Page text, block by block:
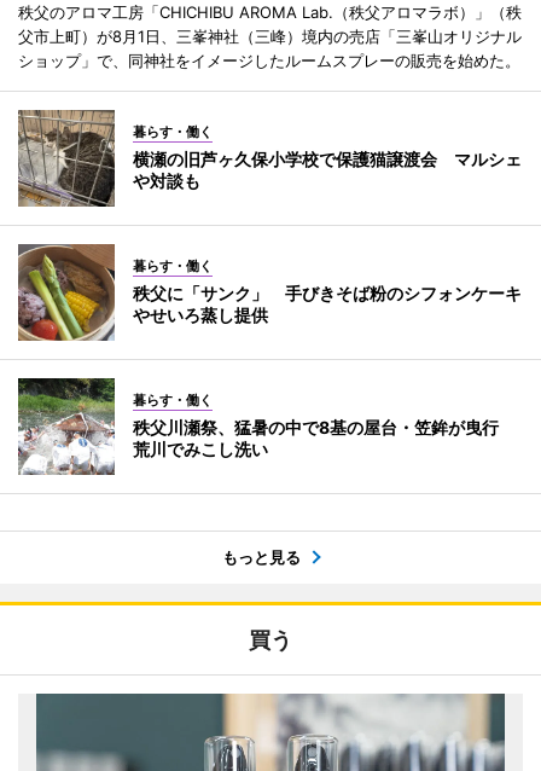
秩父のアロマ工房「CHICHIBU AROMA Lab.（秩父アロマラボ）」（秩
父市上町）が8月1日、三峯神社（三峰）境内の売店「三峯山オリジナル
ショップ」で、同神社をイメージしたルームスプレーの販売を始めた。
暮らす・働く
横瀬の旧芦ヶ久保小学校で保護猫譲渡会 マルシェ
や対談も
暮らす・働く
秩父に「サンク」 手びきそば粉のシフォンケーキ
やせいろ蒸し提供
暮らす・働く
秩父川瀬祭、猛暑の中で8基の屋台・笠鉾が曳行
荒川でみこし洗い
もっと見る
買う